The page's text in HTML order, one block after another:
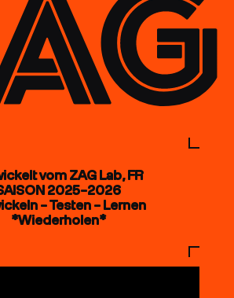
vom ZAG Lab, FR
2025–2026
– Testen – Lernen
*Wiederholen*